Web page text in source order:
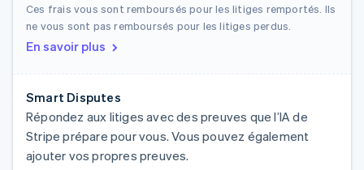
Ces frais vous sont remboursés pour les litiges remportés. Ils
ne vous sont pas remboursés pour les litiges perdus.
En savoir plus
Smart Disputes
Répondez aux litiges avec des preuves que l’IA de
Stripe prépare pour vous. Vous pouvez également
ajouter vos propres preuves.